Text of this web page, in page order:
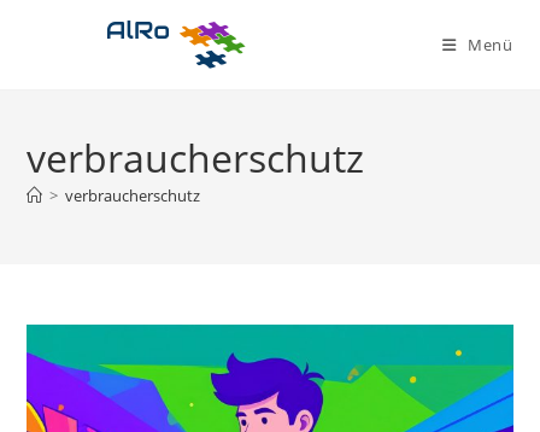
Menü
verbraucherschutz
> verbraucherschutz